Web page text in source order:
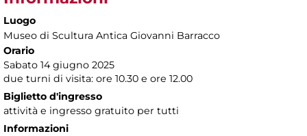
Luogo
Museo di Scultura Antica Giovanni Barracco
Orario
Sabato 14 giugno 2025
due turni di visita: ore 10.30 e ore 12.00
Biglietto d'ingresso
attività e ingresso gratuito per tutti
Informazioni